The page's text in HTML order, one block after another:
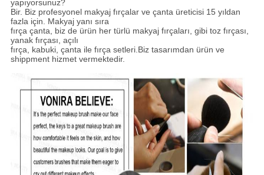
yapıyorsunuz?
Bir. Biz profesyonel makyaj fırçalar ve çanta üreticisi 15 yıldan
fazla için. Makyaj yanı sıra
fırça çanta, biz de ürün her türlü makyaj fırçaları, gibi toz fırçası,
yanak fırçası, açılı
fırça, kabuki, çanta ile fırça setleri.Biz tasarımdan ürün ve
shippment hizmet vermektedir.